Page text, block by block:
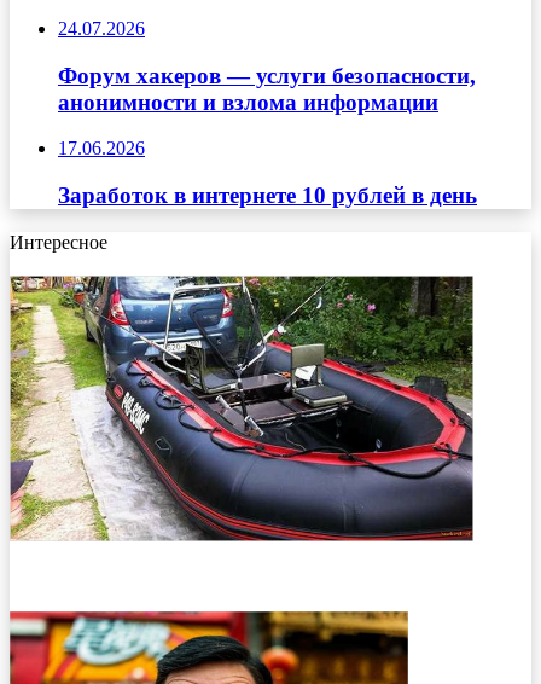
24.07.2026
Форум хакеров — услуги безопасности,
анонимности и взлома информации
17.06.2026
Заработок в интернете 10 рублей в день
Интересное